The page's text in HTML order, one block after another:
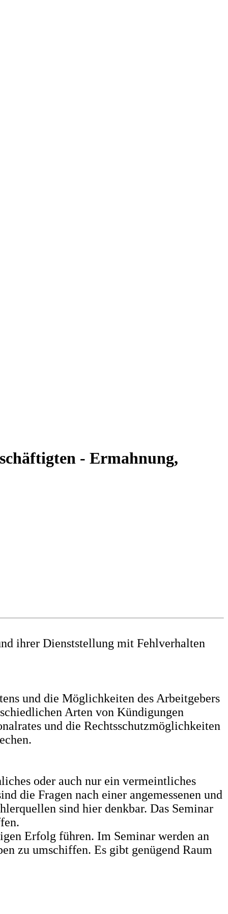
- Ermahnung,
ihrer Dienststellung mit Fehlverhalten
und die Möglichkeiten des Arbeitgebers
Arten von Kündigungen
und die Rechtsschutzmöglichkeiten
oder auch nur ein vermeintliches
die Fragen nach einer angemessenen und
sind hier denkbar. Das Seminar
Erfolg führen. Im Seminar werden an
zu umschiffen. Es gibt genügend Raum